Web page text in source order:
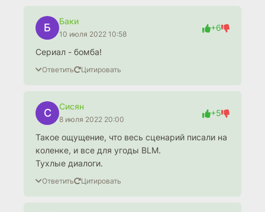
Б
Баки
10 июля 2022 10:58
+6
Сериал - бомба!
Ответить Цитировать
С
Сисян
8 июля 2022 20:00
+5
Такое ощущение, что весь сценарий писали на
коленке, и все для угоды BLM.
Тухлые диалоги.
Ответить Цитировать